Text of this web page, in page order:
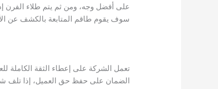
على أفضل وجه، ومن ثم يتم طلاء الفرن
سوف يقوم طاقم المتابعة بالكشف عن
تعمل الشركة على إعطاء الثقة الكاملة
الضمان على حفظ حق العميل، إذا تلف